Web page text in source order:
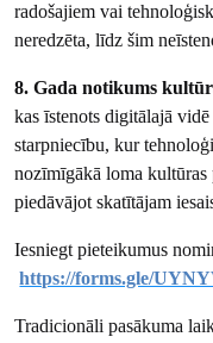
radošajiem vai
neredzēta, līdz šim
8. Gada notikums
kas īstenots digitālajā
starpniecību, kur
nozīmīgākā loma kultūras
piedāvājot skatītājam
Iesniegt pieteikumus
https://forms.gle/
Tradicionāli pasākuma